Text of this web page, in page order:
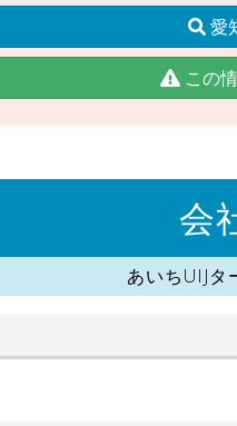
愛
この
会
あいちUIJタ